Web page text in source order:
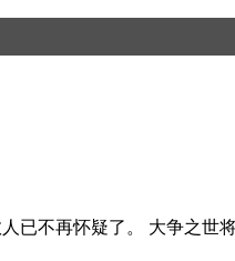
已不再怀疑了。 大争之世